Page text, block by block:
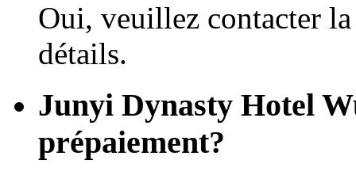
Oui, veuillez contacter
détails.
Junyi Dynasty Hotel
prépaiement?